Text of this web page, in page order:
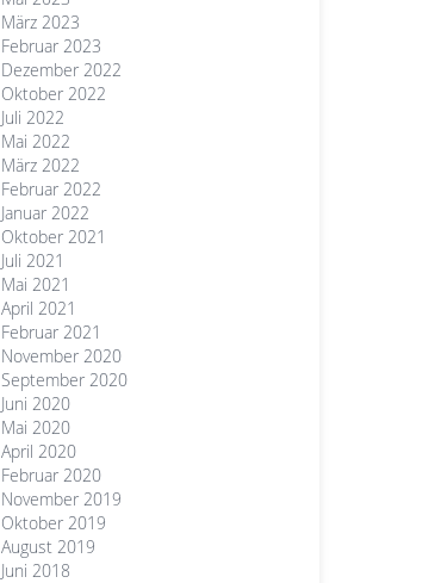
März 2023
Februar 2023
Dezember 2022
Oktober 2022
Juli 2022
Mai 2022
März 2022
Februar 2022
Januar 2022
Oktober 2021
Juli 2021
Mai 2021
April 2021
Februar 2021
November 2020
September 2020
Juni 2020
Mai 2020
April 2020
Februar 2020
November 2019
Oktober 2019
August 2019
Juni 2018